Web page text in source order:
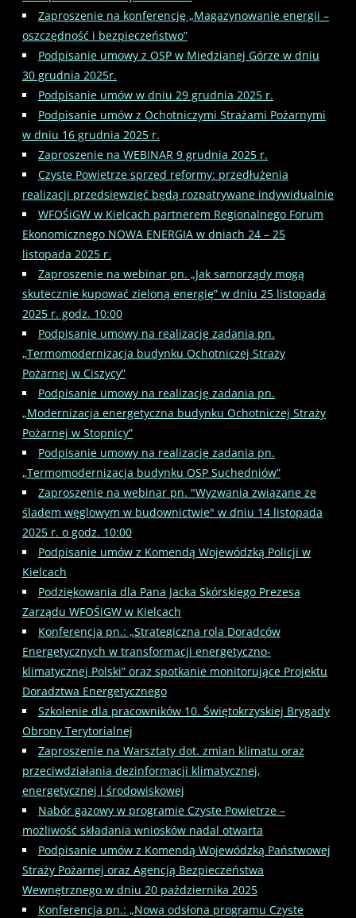
Zaproszenie na konferencję „Magazynowanie energii –
oszczędność i bezpieczeństwo”
Podpisanie umowy z OSP w Miedzianej Górze w dniu
30 grudnia 2025r.
Podpisanie umów w dniu 29 grudnia 2025 r.
Podpisanie umów z Ochotniczymi Strażami Pożarnymi
w dniu 16 grudnia 2025 r.
Zaproszenie na WEBINAR 9 grudnia 2025 r.
Czyste Powietrze sprzed reformy: przedłużenia
realizacji przedsięwzięć będą rozpatrywane indywidualnie
WFOŚiGW w Kielcach partnerem Regionalnego Forum
Ekonomicznego NOWA ENERGIA w dniach 24 – 25
listopada 2025 r.
Zaproszenie na webinar pn. „Jak samorządy mogą
skutecznie kupować zieloną energię” w dniu 25 listopada
2025 r. godz. 10:00
Podpisanie umowy na realizację zadania pn.
„Termomodernizacja budynku Ochotniczej Straży
Pożarnej w Ciszycy”
Podpisanie umowy na realizację zadania pn.
„Modernizacja energetyczna budynku Ochotniczej Straży
Pożarnej w Stopnicy”
Podpisanie umowy na realizację zadania pn.
„Termomodernizacja budynku OSP Suchedniów”
Zaproszenie na webinar pn. "Wyzwania związane ze
śladem węglowym w budownictwie" w dniu 14 listopada
2025 r. o godz. 10:00
Podpisanie umów z Komendą Wojewódzką Policji w
Kielcach
Podziękowania dla Pana Jacka Skórskiego Prezesa
Zarządu WFOŚiGW w Kielcach
Konferencja pn.: „Strategiczna rola Doradców
Energetycznych w transformacji energetyczno-
klimatycznej Polski” oraz spotkanie monitorujące Projektu
Doradztwa Energetycznego
Szkolenie dla pracowników 10. Świętokrzyskiej Brygady
Obrony Terytorialnej
Zaproszenie na Warsztaty dot. zmian klimatu oraz
przeciwdziałania dezinformacji klimatycznej,
energetycznej i środowiskowej
Nabór gazowy w programie Czyste Powietrze –
możliwość składania wniosków nadal otwarta
Podpisanie umów z Komendą Wojewódzką Państwowej
Straży Pożarnej oraz Agencją Bezpieczeństwa
Wewnętrznego w dniu 20 października 2025
Konferencja pn.: „Nowa odsłona programu Czyste